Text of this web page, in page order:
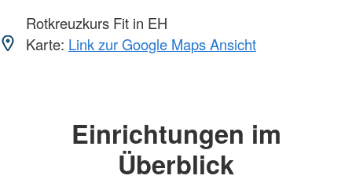
Rotkreuzkurs Fit in EH
Karte: Link zur Google Maps Ansicht
Einrichtungen im
Überblick